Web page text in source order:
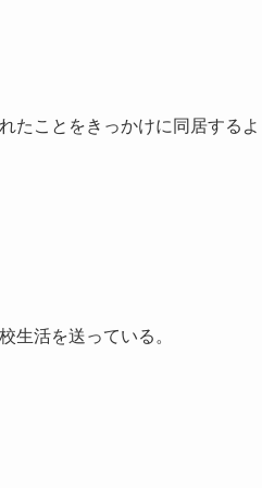
たことをきっかけに同居するよ
生活を送っている。